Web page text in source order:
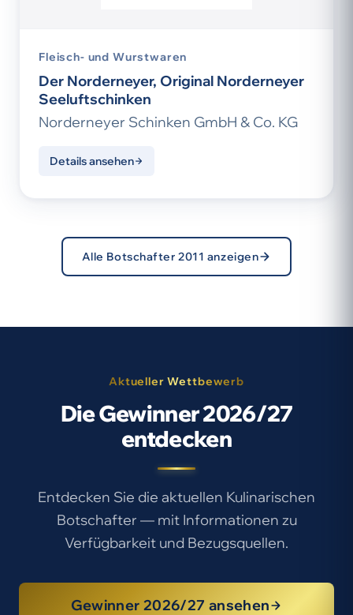
Fleisch- und Wurstwaren
Der Norderneyer, Original Norderneyer
Seeluftschinken
Norderneyer Schinken GmbH & Co. KG
Details ansehen
Alle Botschafter 2011 anzeigen
Aktueller Wettbewerb
Die Gewinner 2026/27
entdecken
Entdecken Sie die aktuellen Kulinarischen
Botschafter — mit Informationen zu
Verfügbarkeit und Bezugsquellen.
Gewinner 2026/27 ansehen